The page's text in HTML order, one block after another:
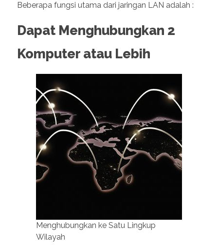
Beberapa fungsi utama dari jaringan LAN adalah :
Dapat Menghubungkan 2
Komputer atau Lebih
Menghubungkan ke Satu Lingkup
Wilayah